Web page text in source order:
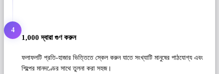
4
1,000 দ্বারা গুণ করুন
ফলাফলটি প্রতি-হাজার ভিত্তিতে স্কেল করুন যাতে সংখ্যাটি মানুষের পাঠযোগ্য এবং
শিল্পের মানদণ্ডের সাথে তুলনা করা সহজ।